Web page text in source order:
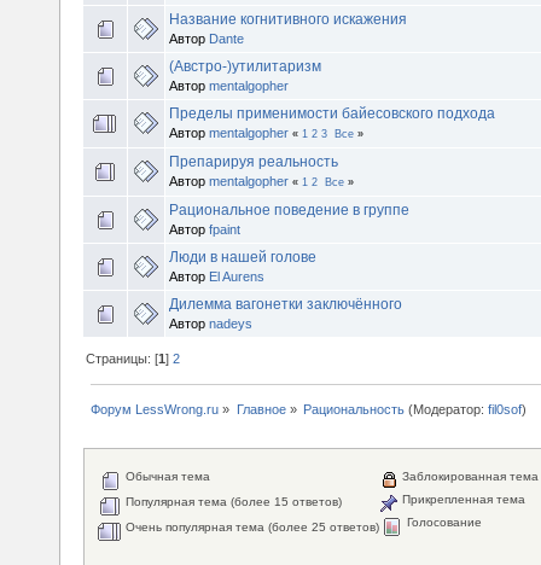
Название когнитивного искажения
Автор Dante
(Австро-)утилитаризм
Автор mentalgopher
Пределы применимости байесовского подхода
Автор mentalgopher « 1 2 3 Все »
Препарируя реальность
Автор mentalgopher « 1 2 Все »
Рациональное поведение в группе
Автор fpaint
Люди в нашей голове
Автор El Aurens
Дилемма вагонетки заключённого
Автор nadeys
Страницы: [1]2
Форум LessWrong.ru » Главное» Рациональность(Модератор: fil0sof)
Обычная тема
Популярная тема (более 15 ответов)
Очень популярная тема (более 25 ответов)
Заблокированная тема
Прикрепленная тема
Голосование